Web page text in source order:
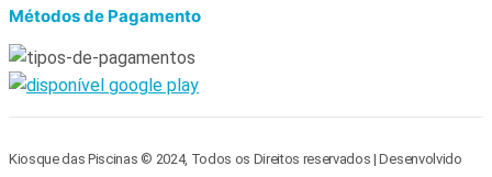
Métodos de Pagamento
Kiosque das Piscinas © 2024, Todos os Direitos reservados | Desenvolvido